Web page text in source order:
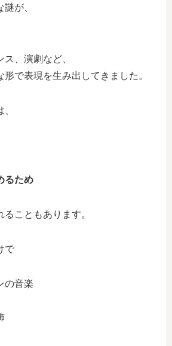
が、
、演劇など、
形で表現を生み出してきました。
るため
こともあります。
で
の音楽